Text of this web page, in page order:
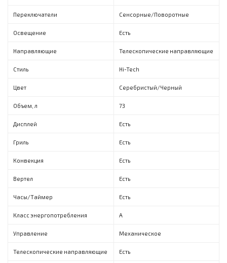
Переключатели Сенсорные/Поворотные
Освещение Есть
Направляющие Телескопические направляющие
Стиль Hi-Tech
Цвет Серебристый/Черный
Объем, л 73
Дисплей Есть
Гриль Есть
Конвекция Есть
Вертел Есть
Часы/Таймер Есть
Класс энергопотребления A
Управление Механическое
Телескопические направляющие Есть